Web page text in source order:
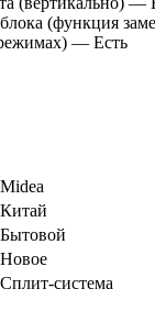
(функция
— Есть
Midea
Китай
Бытовой
Новое
Сплит-система